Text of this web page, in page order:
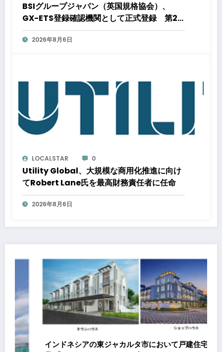
BSIグループジャパン（英国規格協会）、
GX-ETS登録確認機関として正式登録 第2
フェーズ開始で制度対応が義務化、企業の対
応はどう変わるのか？ 法的拘束力をもつ
2026年8月6日
LOCALSTAR 0
Utility Global、大規模な商用化推進に向け
てRobert Lane氏を最高財務責任者に任命
2026年8月6日
インドネシアの東ジャカルタ市において戸建住宅分譲事